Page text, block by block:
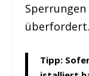
überfordert.
Tipp: